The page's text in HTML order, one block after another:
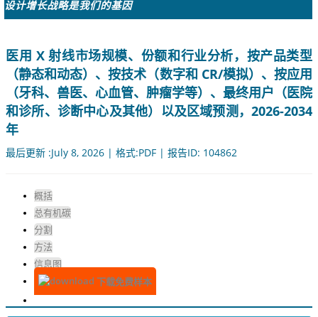
设计增长战略是我们的基因
医用 X 射线市场规模、份额和行业分析，按产品类型
（静态和动态）、按技术（数字和 CR/模拟）、按应用
（牙科、兽医、心血管、肿瘤学等）、最终用户（医院
和诊所、诊断中心及其他）以及区域预测，2026-2034
年
最后更新 :July 8, 2026 | 格式:PDF | 报告ID: 104862
概括
总有机碳
分割
方法
信息图
下载免费样本